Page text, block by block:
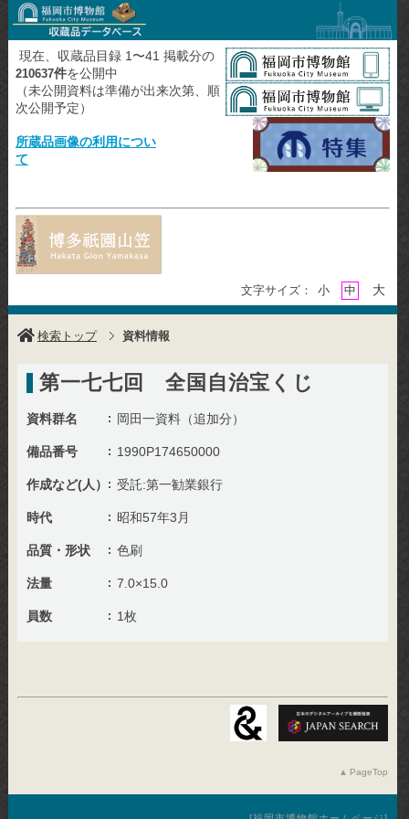
現在、収蔵品目録 1〜41 掲載分の
210637件を公開中
（未公開資料は準備が出来次第、順
次公開予定）
所蔵品画像の利用につい
て
文字サイズ： 小 中 大
検索トップ 資料情報
第一七七回 全国自治宝くじ
資料群名 岡田一資料（追加分）
備品番号 1990P174650000
作成など(人） 受託:第一勧業銀行
時代 昭和57年3月
品質・形状 色刷
法量 7.0×15.0
員数 1枚
PageTop